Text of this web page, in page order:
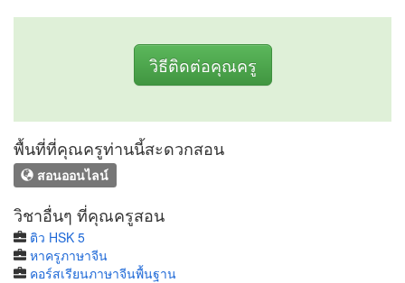
วิธีติดต่อคุณครู
พื้นที่ที่คุณครูท่านนี้สะดวกสอน
สอนออนไลน์
วิชาอื่นๆ ที่คุณครูสอน
ติว HSK 5
หาครูภาษาจีน
คอร์สเรียนภาษาจีนพื้นฐาน